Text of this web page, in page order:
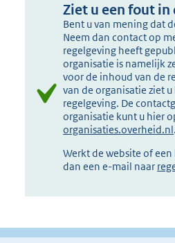
Ziet u een fout in
Bent u van mening dat
Neem dan contact op
regelgeving heeft
organisatie is namelijk
voor de inhoud van de
van de organisatie ziet
regelgeving. De
organisatie kunt u hier
organisaties.overheid.nl.
Werkt de website of
dan een e-mail naar